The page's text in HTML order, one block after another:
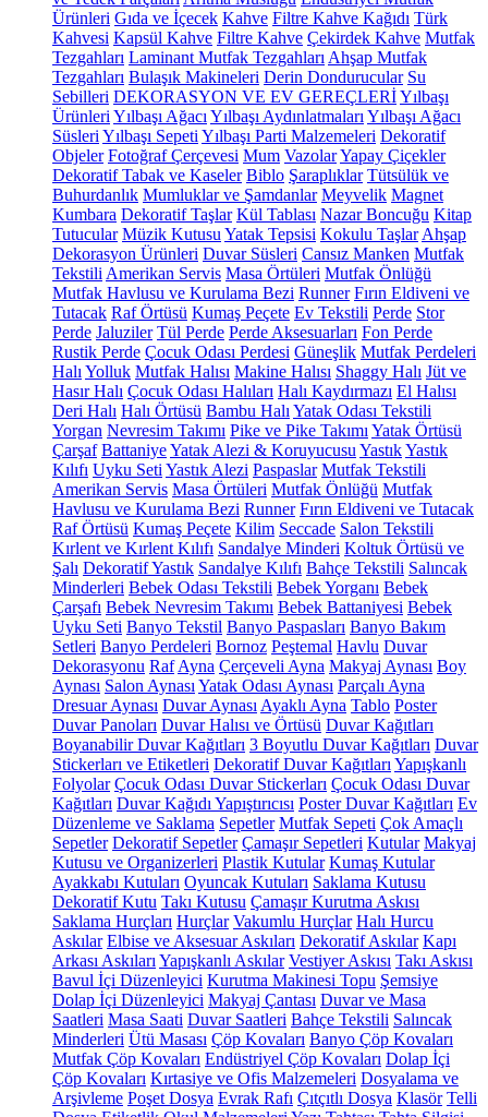
Ürünleri Gıda ve İçecek Kahve Filtre Kahve Kağıdı Türk
Kahvesi Kapsül Kahve Filtre Kahve Çekirdek Kahve Mutfak
Tezgahları Laminant Mutfak Tezgahları Ahşap Mutfak
Tezgahları Bulaşık Makineleri Derin Dondurucular Su
Sebilleri DEKORASYON VE EV GEREÇLERİYılbaşı
Ürünleri Yılbaşı Ağacı Yılbaşı Aydınlatmaları Yılbaşı Ağacı
Süsleri Yılbaşı Sepeti Yılbaşı Parti Malzemeleri Dekoratif
Objeler Fotoğraf Çerçevesi Mum VazolarYapay Çiçekler
Dekoratif Tabak ve Kaseler Biblo Şaraplıklar Tütsülük ve
Buhurdanlık Mumluklar ve Şamdanlar Meyvelik Magnet
Kumbara Dekoratif Taşlar Kül Tablası Nazar Boncuğu Kitap
Tutucular Müzik Kutusu Yatak Tepsisi Kokulu Taşlar Ahşap
Dekorasyon Ürünleri Duvar Süsleri Cansız Manken Mutfak
Tekstili Amerikan Servis Masa Örtüleri Mutfak Önlüğü
Mutfak Havlusu ve Kurulama Bezi Runner Fırın Eldiveni ve
Tutacak Raf Örtüsü Kumaş Peçete Ev Tekstili Perde Stor
Perde Jaluziler Tül Perde Perde Aksesuarları Fon Perde
Rustik Perde Çocuk Odası Perdesi Güneşlik Mutfak Perdeleri
Halı Yolluk Mutfak Halısı Makine Halısı Shaggy Halı Jüt ve
Hasır Halı Çocuk Odası Halıları Halı Kaydırmazı El Halısı
Deri Halı Halı Örtüsü Bambu Halı Yatak Odası Tekstili
Yorgan Nevresim Takımı Pike ve Pike Takımı Yatak Örtüsü
Çarşaf BattaniyeYatak Alezi & Koruyucusu YastıkYastık
Kılıfı Uyku Seti Yastık Alezi Paspaslar Mutfak Tekstili
Amerikan Servis Masa Örtüleri Mutfak Önlüğü Mutfak
Havlusu ve Kurulama Bezi Runner Fırın Eldiveni ve Tutacak
Raf Örtüsü Kumaş Peçete Kilim Seccade Salon Tekstili
Kırlent ve Kırlent Kılıfı Sandalye Minderi Koltuk Örtüsü ve
Şalı Dekoratif Yastık Sandalye Kılıfı Bahçe Tekstili Salıncak
Minderleri Bebek Odası Tekstili Bebek Yorganı Bebek
Çarşafı Bebek Nevresim Takımı Bebek Battaniyesi Bebek
Uyku Seti Banyo Tekstil Banyo Paspasları Banyo Bakım
Setleri Banyo Perdeleri Bornoz Peştemal Havlu Duvar
Dekorasyonu Raf Ayna Çerçeveli Ayna Makyaj Aynası Boy
Aynası Salon Aynası Yatak Odası Aynası Parçalı Ayna
Dresuar Aynası Duvar Aynası Ayaklı Ayna Tablo Poster
Duvar Panoları Duvar Halısı ve Örtüsü Duvar Kağıtları
Boyanabilir Duvar Kağıtları 3 Boyutlu Duvar Kağıtları Duvar
Stickerları ve Etiketleri Dekoratif Duvar Kağıtları Yapışkanlı
Folyolar Çocuk Odası Duvar Stickerları Çocuk Odası Duvar
Kağıtları Duvar Kağıdı Yapıştırıcısı Poster Duvar Kağıtları Ev
Düzenleme ve Saklama Sepetler Mutfak Sepeti Çok Amaçlı
Sepetler Dekoratif Sepetler Çamaşır Sepetleri Kutular Makyaj
Kutusu ve Organizerleri Plastik Kutular Kumaş Kutular
Ayakkabı Kutuları Oyuncak Kutuları Saklama Kutusu
Dekoratif Kutu Takı Kutusu Çamaşır Kurutma Askısı
Saklama Hurçları Hurçlar Vakumlu Hurçlar Halı Hurcu
Askılar Elbise ve Aksesuar Askıları Dekoratif Askılar Kapı
Arkası Askıları Yapışkanlı Askılar Vestiyer Askısı Takı Askısı
Bavul İçi Düzenleyici Kurutma Makinesi Topu Şemsiye
Dolap İçi Düzenleyici Makyaj Çantası Duvar ve Masa
Saatleri Masa Saati Duvar Saatleri Bahçe Tekstili Salıncak
Minderleri Ütü Masası Çöp Kovaları Banyo Çöp Kovaları
Mutfak Çöp Kovaları Endüstriyel Çöp Kovaları Dolap İçi
Çöp Kovaları Kırtasiye ve Ofis Malzemeleri Dosyalama ve
Arşivleme Poşet Dosya Evrak Rafı Çıtçıtlı Dosya Klasör Telli